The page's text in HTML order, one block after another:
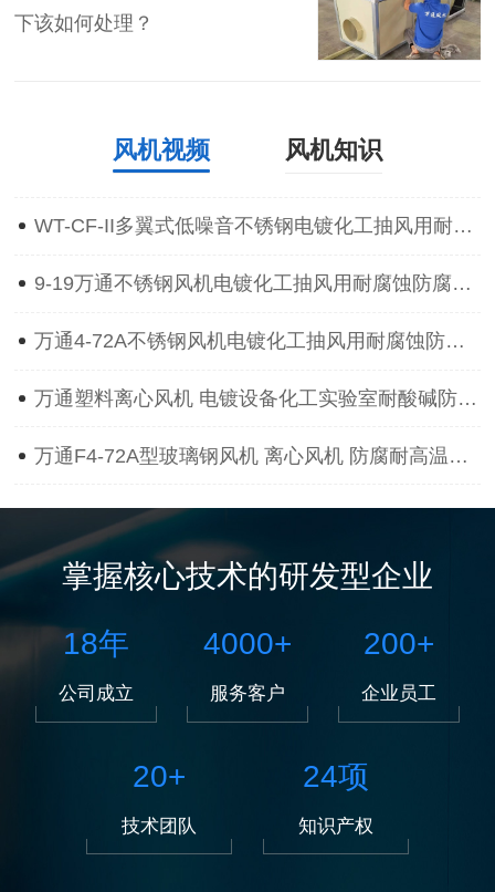
下该如何处理？
风机视频 风机知识
WT-CF-II多翼式低噪音不锈钢电镀化工抽风用耐腐蚀防腐离心通风机
9-19万通不锈钢风机电镀化工抽风用耐腐蚀防腐防爆离心通风机
万通4-72A不锈钢风机电镀化工抽风用耐腐蚀防腐防爆离心通风机
万通塑料离心风机 电镀设备化工实验室耐酸碱防腐蚀抽风用通风机
万通F4-72A型玻璃钢风机 离心风机 防腐耐高温离心风机
掌握核心技术的研发型企业
18年
公司成立
4000+
服务客户
200+
企业员工
20+
技术团队
24项
知识产权